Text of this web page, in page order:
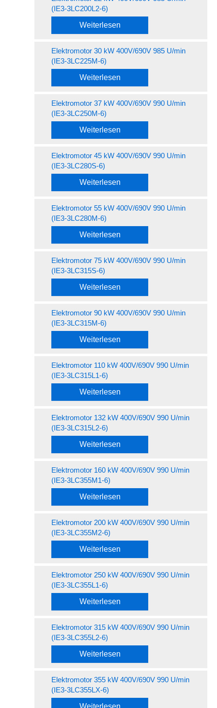
(IE3-3LC200L2-6)
Weiterlesen
Elektromotor 30 kW 400V/690V 985 U/min
(IE3-3LC225M-6)
Weiterlesen
Elektromotor 37 kW 400V/690V 990 U/min
(IE3-3LC250M-6)
Weiterlesen
Elektromotor 45 kW 400V/690V 990 U/min
(IE3-3LC280S-6)
Weiterlesen
Elektromotor 55 kW 400V/690V 990 U/min
(IE3-3LC280M-6)
Weiterlesen
Elektromotor 75 kW 400V/690V 990 U/min
(IE3-3LC315S-6)
Weiterlesen
Elektromotor 90 kW 400V/690V 990 U/min
(IE3-3LC315M-6)
Weiterlesen
Elektromotor 110 kW 400V/690V 990 U/min
(IE3-3LC315L1-6)
Weiterlesen
Elektromotor 132 kW 400V/690V 990 U/min
(IE3-3LC315L2-6)
Weiterlesen
Elektromotor 160 kW 400V/690V 990 U/min
(IE3-3LC355M1-6)
Weiterlesen
Elektromotor 200 kW 400V/690V 990 U/min
(IE3-3LC355M2-6)
Weiterlesen
Elektromotor 250 kW 400V/690V 990 U/min
(IE3-3LC355L1-6)
Weiterlesen
Elektromotor 315 kW 400V/690V 990 U/min
(IE3-3LC355L2-6)
Weiterlesen
Elektromotor 355 kW 400V/690V 990 U/min
(IE3-3LC355LX-6)
Weiterlesen